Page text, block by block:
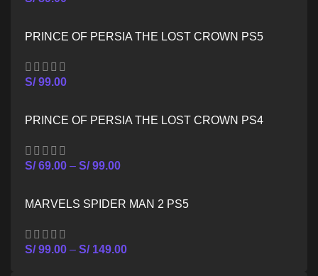
PRINCE OF PERSIA THE LOST CROWN PS5
S/99.00
PRINCE OF PERSIA THE LOST CROWN PS4
S/69.00 – S/99.00
MARVELS SPIDER MAN 2 PS5
S/99.00 – S/149.00